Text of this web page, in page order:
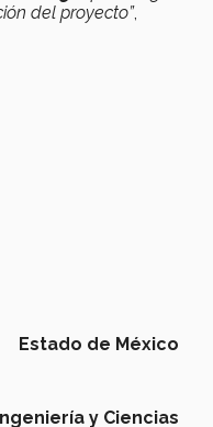
del proyecto”,
Estado de México
y Ciencias